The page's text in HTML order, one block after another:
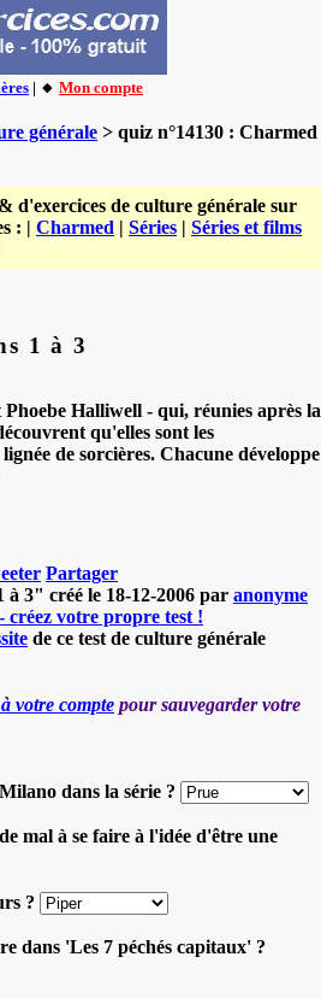
| 🔸 Mon compte
générale > quiz n°14130 : Charmed
d'exercices de culture générale sur
: | Charmed | Séries | Séries et films
1 à 3
Halliwell - qui, réunies après la
qu'elles sont les
de sorcières. Chacune développe
Partager
3" créé le 18-12-2006 par anonyme
créez votre propre test !
de ce test de culture générale
votre compte pour sauvegarder votre
dans la série ?
mal à se faire à l'idée d'être une
?
dans 'Les 7 péchés capitaux' ?